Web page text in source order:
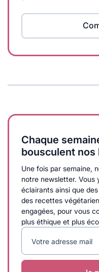
Chaque
bousculent nos
Une fois par semaine,
notre newsletter. Vous
éclairants ainsi que
des recettes
engagées, pour vous
plus éthique et plus
Votre adresse mail